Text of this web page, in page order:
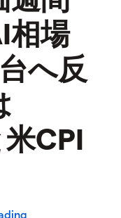
相場
へ反
CPI